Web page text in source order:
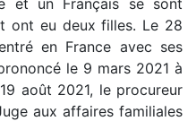
ont eu deux filles. Le 28
en France avec ses
le 9 mars 2021 à
août 2021, le procureur
aux affaires familiales